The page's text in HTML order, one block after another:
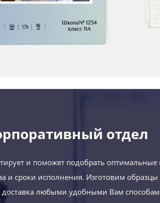
отдел
и поможет подобрать
и сроки исполнения. Изготовим
доставка любыми удобными Вам